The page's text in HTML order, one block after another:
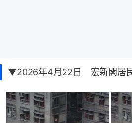
▼2026年4月22日 宏新閣居